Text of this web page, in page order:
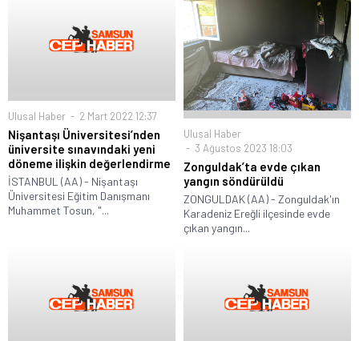
Ulusal Haber 2 Mart 2022 12:37
Nişantaşı Üniversitesi’nden
üniversite sınavındaki yeni
döneme ilişkin değerlendirme
İSTANBUL (AA) - Nişantaşı
Üniversitesi Eğitim Danışmanı
Muhammet Tosun, "...
Ulusal Haber
3 Ağustos 2023 18:03
Zonguldak’ta evde çıkan
yangın söndürüldü
ZONGULDAK (AA) - Zonguldak'ın
Karadeniz Ereğli ilçesinde evde
çıkan yangın...